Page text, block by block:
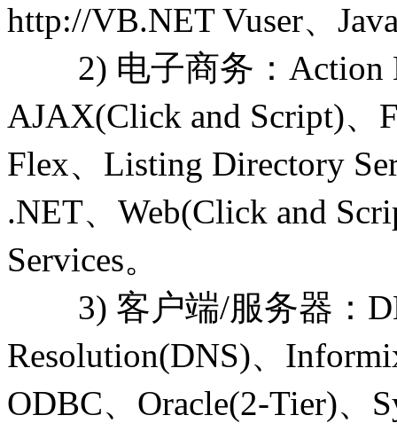
http://VB.NET Vuser、
2) 电子商务：Action
AJAX(Click and Script)
Flex、Listing Directory
.NET、Web(Click and
Services。
3) 客户端/服务器：
Resolution(DNS)、
ODBC、Oracle(2-Tier)、